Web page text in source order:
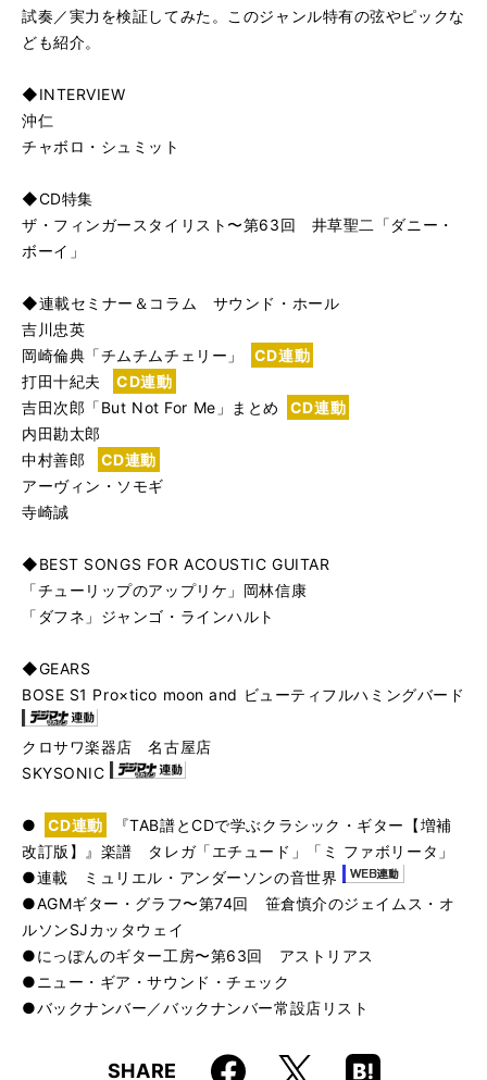
試奏／実力を検証してみた。このジャンル特有の弦やピックな
ども紹介。
◆INTERVIEW
沖仁
チャボロ・シュミット
◆CD特集
ザ・フィンガースタイリスト〜第63回 井草聖二「ダニー・
ボーイ」
◆連載セミナー＆コラム サウンド・ホール
吉川忠英
岡崎倫典「チムチムチェリー」
CD連動
打田十紀夫
CD連動
吉田次郎「But Not For Me」まとめ
CD連動
内田勘太郎
中村善郎
CD連動
アーヴィン・ソモギ
寺崎誠
◆BEST SONGS FOR ACOUSTIC GUITAR
「チューリップのアップリケ」岡林信康
「ダフネ」ジャンゴ・ラインハルト
◆GEARS
BOSE S1 Pro×tico moon and ビューティフルハミングバード
クロサワ楽器店 名古屋店
SKYSONIC
● CD連動
『TAB譜とCDで学ぶクラシック・ギター【増補
改訂版】』楽譜 タレガ「エチュード」「ミ ファボリータ」
●連載 ミュリエル・アンダーソンの音世界
●AGMギター・グラフ〜第74回 笹倉慎介のジェイムス・オ
ルソンSJカッタウェイ
●にっぽんのギター工房〜第63回 アストリアス
●ニュー・ギア・サウンド・チェック
●バックナンバー／バックナンバー常設店リスト
SHARE FacebooX
Hatena